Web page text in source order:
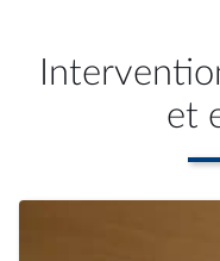
et